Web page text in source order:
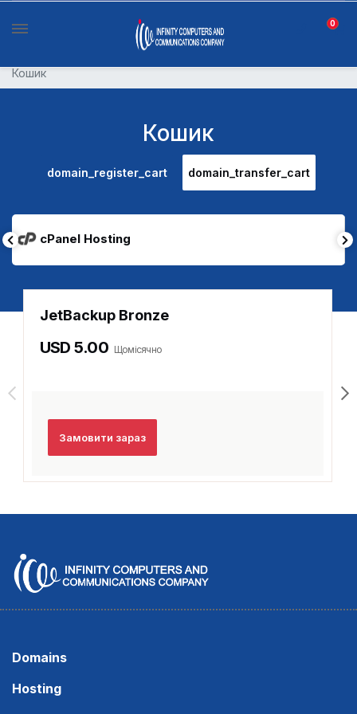
0
Кошик
Кошик
domain_register_cart domain_transfer_cart
cPanel Hosting
JetBackup Bronze
USD 5.00 Щомісячно
Замовити зараз
Domains
Hosting